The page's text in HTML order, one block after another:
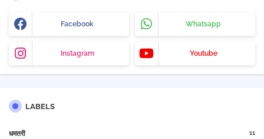
Facebook Whatsapp
Instagram Youtube
LABELS
धमतरी 11